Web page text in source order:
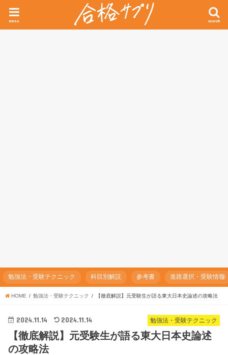
search
menu
勉強法・受験テクニック 科目別解説 参考書 進路選択・受験情報
HOME 勉強法・受験テクニック 【徹底解説】元受験生が語る東大日本史論述の攻略法
勉強法・受験テクニック
2024.11.14 2024.11.14
【徹底解説】元受験生が語る東大日本史論述
の攻略法